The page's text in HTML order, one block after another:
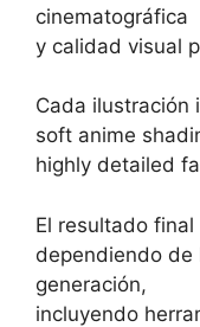
cinematográfica
y calidad visual
Cada ilustración
soft anime
highly detailed
El resultado
dependiendo de
generación,
incluyendo